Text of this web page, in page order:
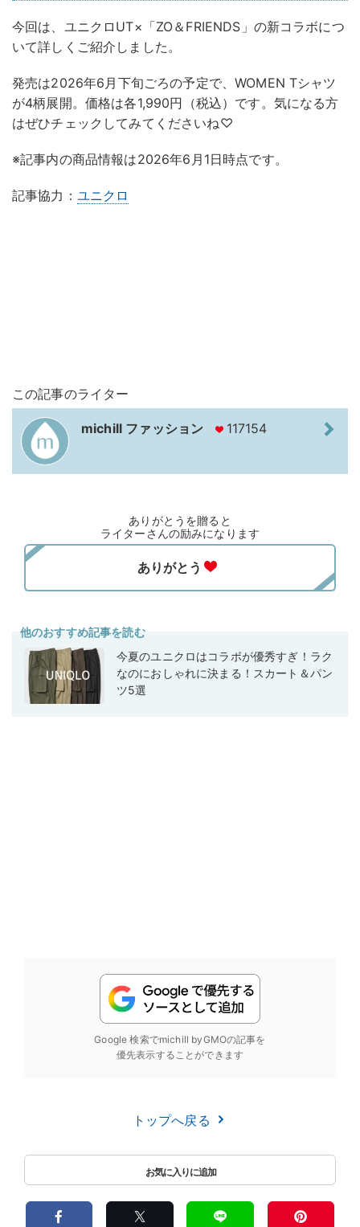
今回は、ユニクロUT×「ZO＆FRIENDS」の新コラボにつ
いて詳しくご紹介しました。
発売は2026年6月下旬ごろの予定で、WOMEN Tシャツ
が4柄展開。価格は各1,990円（税込）です。気になる方
はぜひチェックしてみてくださいね♡
※記事内の商品情報は2026年6月1日時点です。
記事協力： ユニクロ
この記事のライター
michill ファッション 117154
ありがとうを贈ると
ライターさんの励みになります
他のおすすめ記事を読む
今夏のユニクロはコラボが優秀すぎ！ラク
なのにおしゃれに決まる！スカート＆パン
ツ5選
Google 検索でmichill byGMOの記事を
優先表示することができます
トップへ戻る